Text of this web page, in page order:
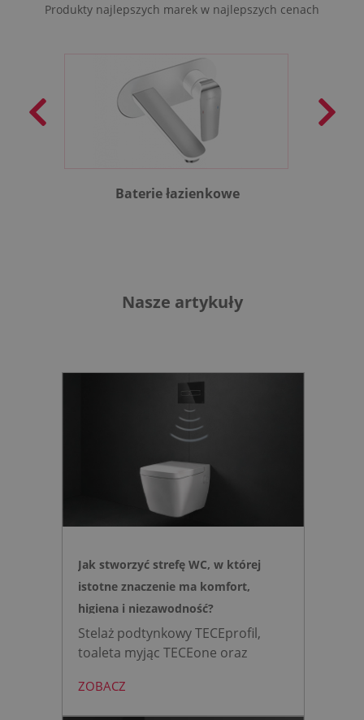
Produkty najlepszych marek w najlepszych cenach
Baterie łazienkowe
Nasze artykuły
Jak stworzyć strefę WC, w której
istotne znaczenie ma komfort,
higiena i niezawodność?
Stelaż podtynkowy TECEprofil,
toaleta myjąc TECEone oraz
mini to zestaw, który warto
wybrać, gdy zależy nam na
ZOBACZ